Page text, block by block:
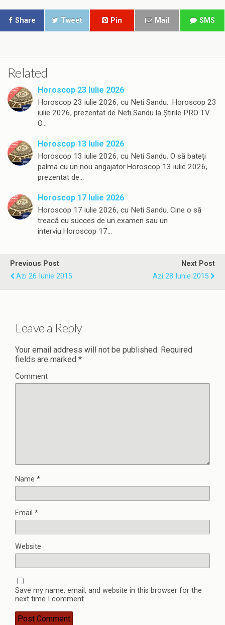
Share Tweet Pin Mail SMS
Related
Horoscop 23 Iulie 2026
Horoscop 23 iulie 2026, cu Neti Sandu. .Horoscop 23
iulie 2026, prezentat de Neti Sandu la Știrile PRO TV.
O…
Horoscop 13 Iulie 2026
Horoscop 13 iulie 2026, cu Neti Sandu. O să bateți
palma cu un nou angajator.Horoscop 13 iulie 2026,
prezentat de…
Horoscop 17 Iulie 2026
Horoscop 17 iulie 2026, cu Neti Sandu. Cine o să
treacă cu succes de un examen sau un
interviu.Horoscop 17…
Previous Post
Azi 26 Iunie 2015
Next Post
Azi 28 Iunie 2015
Leave a Reply
Your email address will not be published. Required
fields are marked *
Comment
Name *
Email *
Website
Save my name, email, and website in this browser for the
next time I comment.